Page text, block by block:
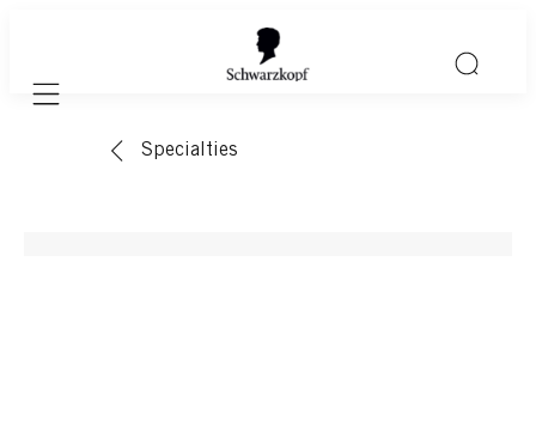
Mobile navigation
Specialties